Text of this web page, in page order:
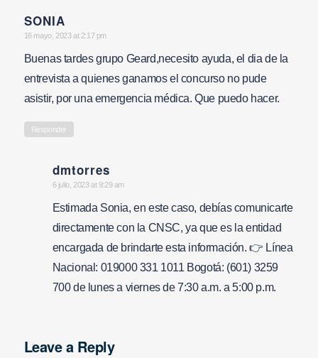
SONIA
says:
16 mayo, 2023 at 2:17 pm
Buenas tardes grupo Geard,necesito ayuda, el dia de la
entrevista a quienes ganamos el concurso no pude
asistir, por una emergencia médica. Que puedo hacer.
Responder
dmtorres
says:
6 julio, 2023 at 9:29 am
Estimada Sonia, en este caso, debías comunicarte
directamente con la CNSC, ya que es la entidad
encargada de brindarte esta información. 👉 Línea
Nacional: 019000 331 1011 Bogotá: (601) 3259
700 de lunes a viernes de 7:30 a.m. a 5:00 p.m.
Leave a Reply